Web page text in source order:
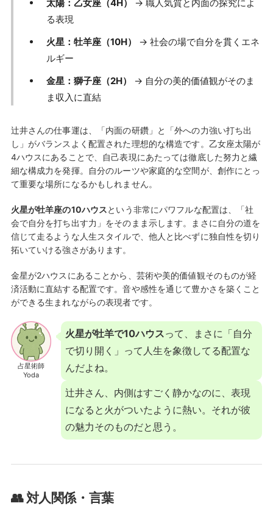
太陽：乙女座（4H）
→ 職人気質と内面の探究によ
る表現
火星：牡羊座（10H）
→ 社会の場で自分を貫くエネ
ルギー
金星：獅子座（2H）
→ 自分の美的価値観がそのま
ま収入に直結
辻井さんの仕事運は、「内面の研鑽」と「外への力強い打ち出
し」がバランスよく配置された理想的な構造です。乙女座太陽が
4ハウスにあることで、自己表現にあたっては徹底した努力と繊
細な構成力を発揮。自分のルーツや家庭的な空間が、創作にとっ
て重要な場所になるかもしれません。
火星が牡羊座の10ハウスという非常にパワフルな配置は、「社
会で自分を打ち出す力」をそのまま示します。まさに自分の道を
信じて走るような人生スタイルで、他人と比べずに独自性を切り
拓いていける強さがあります。
金星が2ハウスにあることから、芸術や美的価値観そのものが経
済活動に直結する配置です。音や感性を通じて豊かさを築くこと
ができる生まれながらの表現者です。
占星術師
Yoda
火星が牡羊で10ハウスって、まさに「自分
で切り開く」って人生を象徴してる配置な
んだよね。
辻井さん、内側はすごく静かなのに、表現
になると火がついたように熱い。それが彼
の魅力そのものだと思う。
👥 対人関係・言葉